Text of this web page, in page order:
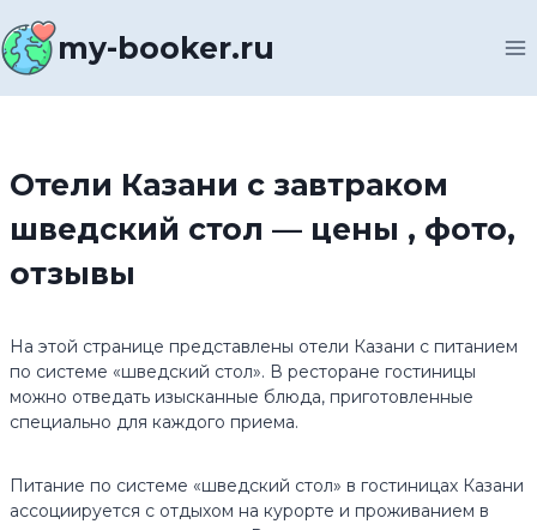
к
содержимомуmy-booker.ru
Отели Казани с завтраком
шведский стол — цены , фото,
отзывы
На этой странице представлены отели Казани с питанием
по системе «шведский стол». В ресторане гостиницы
можно отведать изысканные блюда, приготовленные
специально для каждого приема.
Питание по системе «шведский стол» в гостиницах Казани
ассоциируется с отдыхом на курорте и проживанием в